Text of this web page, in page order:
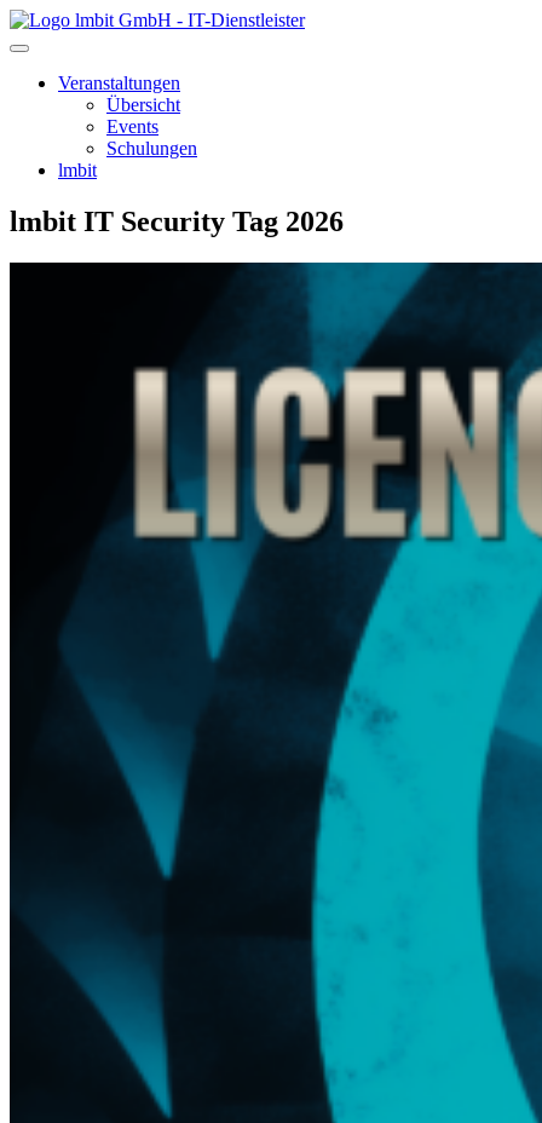
lmbit GmbH - IT-Dienstleister
Veranstaltungen
Übersicht
Events
Schulungen
lmbit
lmbit IT Security Tag 2026